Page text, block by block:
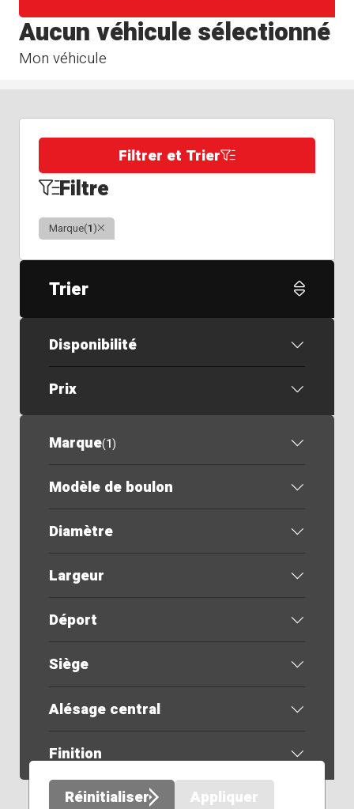
Mon véhicule
Aucun véhicule sélectionné
Filtrer et Trier
Filtre
Marque(1)Clair
Trier
Disponibilité
Prix
Marque(1)
Modèle de boulon
Diamètre
Largeur
Déport
Siège
Alésage central
Finition
Réinitialiser
Appliquer